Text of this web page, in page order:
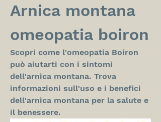
Arnica montana
omeopatia boiron
Scopri come l'omeopatia Boiron
può aiutarti con i sintomi
dell'arnica montana. Trova
informazioni sull'uso e i benefici
dell'arnica montana per la salute e
il benessere.